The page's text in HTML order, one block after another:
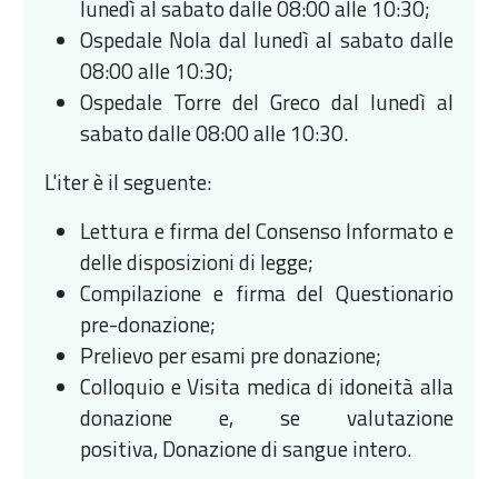
lunedì al sabato dalle 08:00 alle 10:30;
Ospedale Nola dal lunedì al sabato dalle
08:00 alle 10:30;
Ospedale Torre del Greco dal lunedì al
sabato dalle 08:00 alle 10:30.
L'iter è il seguente:
Lettura e firma del Consenso Informato e
delle disposizioni di legge;
Compilazione e firma del Questionario
pre-donazione;
Prelievo per esami pre donazione;
Colloquio e Visita medica di idoneità alla
donazione e, se valutazione
positiva, Donazione di sangue intero.